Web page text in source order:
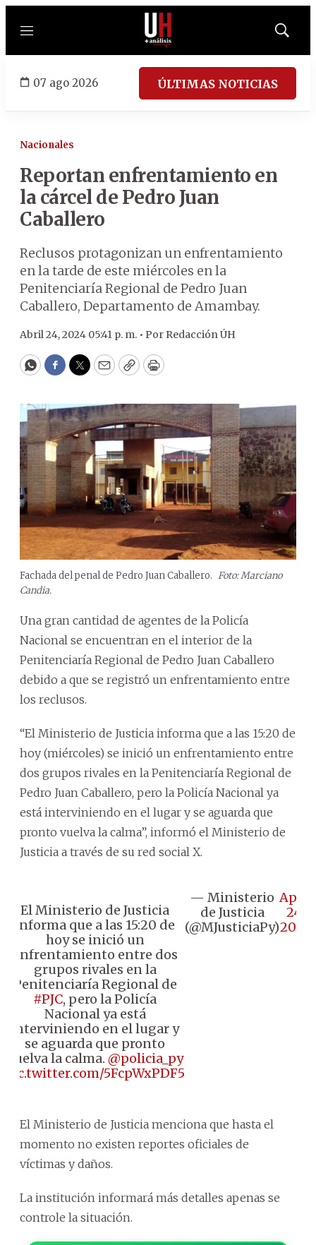
Menú
Mostrar
07 ago 2026 ÚLTIMAS NOTICIAS
Nacionales
Reportan enfrentamiento en
la cárcel de Pedro Juan
Caballero
Reclusos protagonizan un enfrentamiento
en la tarde de este miércoles en la
Penitenciaría Regional de Pedro Juan
Caballero, Departamento de Amambay.
Abril 24, 2024 05:41 p. m. • Por Redacción ÚH
WhatsApp
Facebook
Twitter
EmailCopyPrint
Fachada del penal de Pedro Juan Caballero. Foto: Marciano
Candia.
Una gran cantidad de agentes de la Policía
Nacional se encuentran en el interior de la
Penitenciaría Regional de Pedro Juan Caballero
debido a que se registró un enfrentamiento entre
los reclusos.
“El Ministerio de Justicia informa que a las 15:20 de
hoy (miércoles) se inició un enfrentamiento entre
dos grupos rivales en la Penitenciaría Regional de
Pedro Juan Caballero, pero la Policía Nacional ya
está interviniendo en el lugar y se aguarda que
pronto vuelva la calma”, informó el Ministerio de
Justicia a través de su red social X.
El Ministerio de Justicia
informa que a las 15:20 de
hoy se inició un
enfrentamiento entre dos
grupos rivales en la
Penitenciaría Regional de
#PJC, pero la Policía
Nacional ya está
interviniendo en el lugar y
se aguarda que pronto
vuelva la calma. @policia_py
pic.twitter.com/5FcpWxPDF5
— Ministerio
de Justicia
(@MJusticiaPy)
April
24,
2024
El Ministerio de Justicia menciona que hasta el
momento no existen reportes oficiales de
víctimas y daños.
La institución informará más detalles apenas se
controle la situación.